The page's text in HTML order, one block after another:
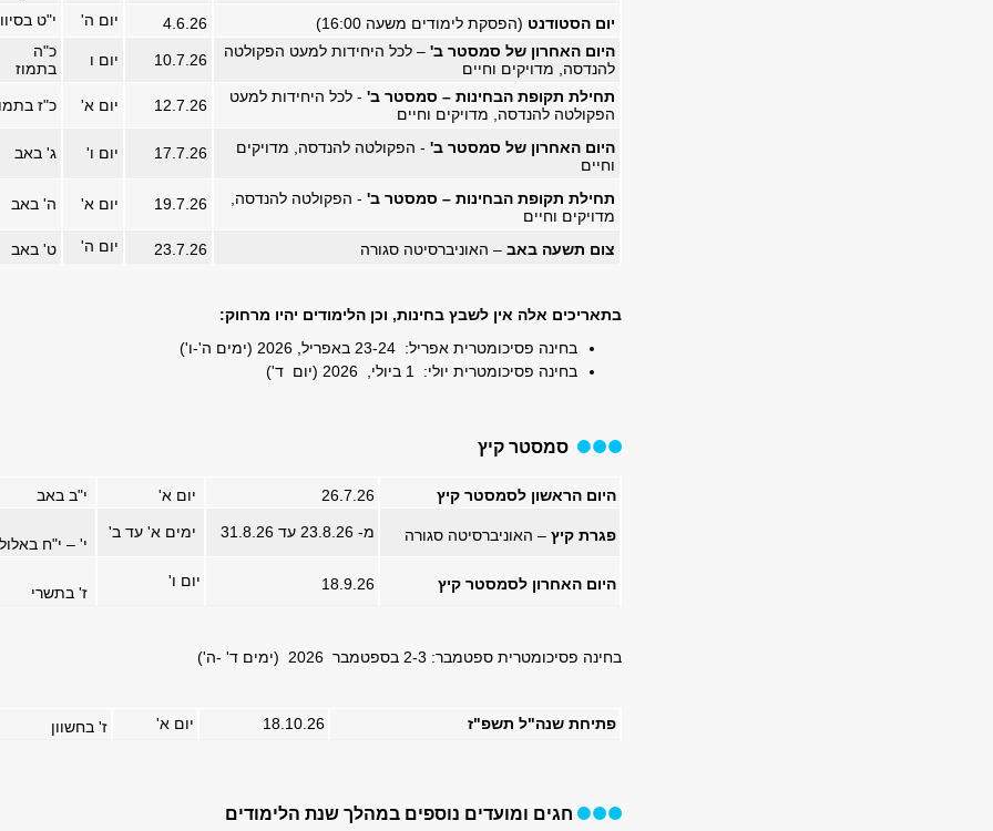
יום הסטודנט (הפסקת לימודים משעה 16:00) 4.6.26 יום ה'
י"ט
היום האחרון של סמסטר ב' – לכל היחידות למעט הפקולטה
להנדסה, מדויקים וחיים
10.7.26 יום ו
כ"ה
בתמוז
תחילת תקופת הבחינות – סמסטר ב' - לכל היחידות למעט
הפקולטה להנדסה, מדויקים וחיים
12.7.26 יום א' כ"ז
היום האחרון של סמסטר ב' - הפקולטה להנדסה, מדויקים
וחיים
17.7.26 יום ו' ג' באב
תחילת תקופת הבחינות – סמסטר ב' - הפקולטה להנדסה,
מדויקים וחיים
19.7.26 יום א' ה' באב
צום תשעה באב – האוניברסיטה סגורה 23.7.26 יום ה' ט' באב
בתאריכים אלה אין לשבץ בחינות, וכן הלימודים יהיו מרחוק:
בחינה פסיכומטרית אפריל: 23-24 באפריל, 2026 (ימים ה'-ו')
בחינה פסיכומטרית יולי: 1 ביולי, 2026 (יום ד')
סמסטר קיץ
היום הראשון לסמסטר קיץ 26.7.26 יום א' י"ב באב
פגרת קיץ – האוניברסיטה סגורה מ- 23.8.26 עד 31.8.26 ימים א' עד ב'
י' – י"ח באלול
היום האחרון לסמסטר קיץ 18.9.26 יום ו'
ז' בתשרי
בחינה פסיכומטרית ספטמבר: 2-3 בספטמבר 2026 (ימים ד' -ה')
פתיחת שנה"ל תשפ"ז 18.10.26 יום א' ז' בחשוון
חגים ומועדים נוספים במהלך שנת הלימודים